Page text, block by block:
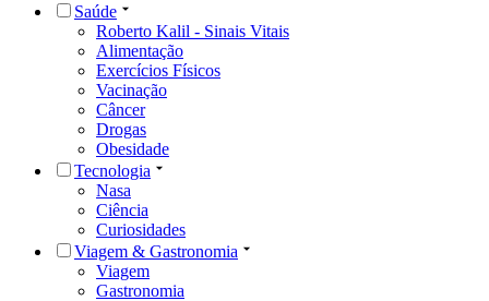
Saúde
Roberto Kalil - Sinais Vitais
Alimentação
Exercícios Físicos
Vacinação
Câncer
Drogas
Obesidade
Tecnologia
Nasa
Ciência
Curiosidades
Viagem & Gastronomia
Viagem
Gastronomia